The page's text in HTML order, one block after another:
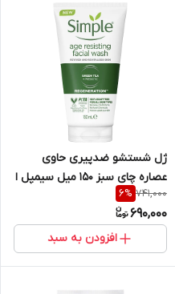
ژل شستشو ضدپیری حاوی
عصاره چای سبز 150 میل سیمپل ا
Simple Regeneration Age
Resisting Facial Wash 150 ml
741,000
6%
690,000
افزودن به سبد